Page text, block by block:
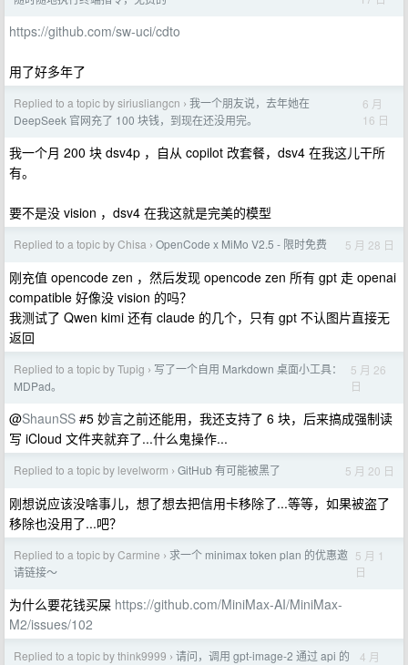
https://github.com/sw-uci/cdto
用了好多年了
Replied to a topic by siriusliangcn › 我一个朋友说，去年她在
DeepSeek 官网充了 100 块钱，到现在还没用完。
6 月
16 日
我一个月 200 块 dsv4p ，自从 copilot 改套餐，dsv4 在我这儿干所
有。
要不是没 vision ，dsv4 在我这就是完美的模型
Replied to a topic by Chisa › OpenCode x MiMo V2.5 - 限时免费 5 月 28 日
刚充值 opencode zen ，然后发现 opencode zen 所有 gpt 走 openai
compatible 好像没 vision 的吗？
我测试了 Qwen kimi 还有 claude 的几个，只有 gpt 不认图片直接无
返回
Replied to a topic by Tupig › 写了一个自用 Markdown 桌面小工具：
MDPad。
5 月 26
日
@ShaunSS #5 妙言之前还能用，我还支持了 6 块，后来搞成强制读
写 iCloud 文件夹就弃了...什么鬼操作...
Replied to a topic by levelworm › GitHub 有可能被黑了 5 月 20 日
刚想说应该没啥事儿，想了想去把信用卡移除了...等等，如果被盗了
移除也没用了...吧？
Replied to a topic by Carmine › 求一个 minimax token plan 的优惠邀
请链接～
5 月 1
日
为什么要花钱买屎 https://github.com/MiniMax-AI/MiniMax-
M2/issues/102
Replied to a topic by think9999 › 请问，调用 gpt-image-2 通过 api 的
4 月